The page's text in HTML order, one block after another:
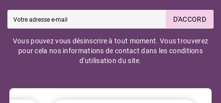
D'ACCORD
Vous pouvez vous désinscrire à tout moment. Vous trouverez
pour cela nos informations de contact dans les conditions
d'utilisation du site.